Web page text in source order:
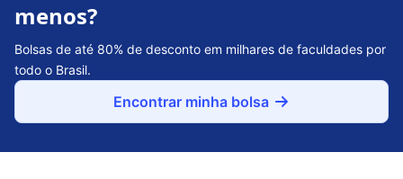
menos?
Bolsas de até 80% de desconto em milhares de faculdades por
todo o Brasil.
Encontrar minha bolsa